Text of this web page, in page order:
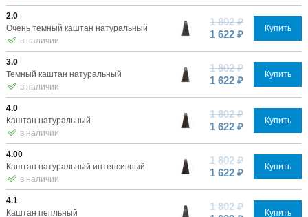
2.0
Очень темный каштан натуральный
в наличии
1 802 ₽
1 622 ₽
Купить
3.0
Темный каштан натуральный
в наличии
1 802 ₽
1 622 ₽
Купить
4.0
Каштан натуральный
в наличии
1 802 ₽
1 622 ₽
Купить
4.00
Каштан натуральный интенсивный
в наличии
1 802 ₽
1 622 ₽
Купить
4.1
Каштан пепльный
1 802 ₽
Купить